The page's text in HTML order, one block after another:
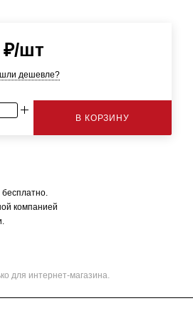
₽/шт
дешевле?
В КОРЗИНУ
компанией
для интернет-магазина.